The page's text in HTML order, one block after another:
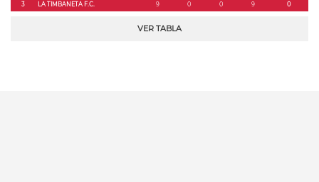
3
LA TIMBANETA F.C. 9 0 0 9 0
VER TABLA